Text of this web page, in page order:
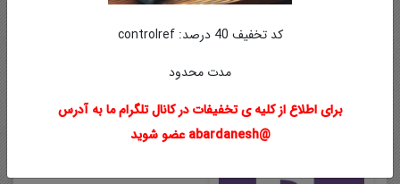
محصولات مشابه
ویژه
کد تخفیف 40 درصد: controlref
مدت محدود
برای اطلاع از کلیه ی تخفیفات در کانال تلگرام ما به آدرس
@abardanesh عضو شوید